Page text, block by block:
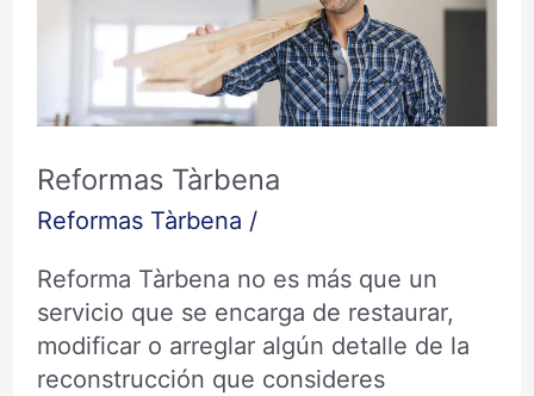
Reformas Tàrbena
Reformas Tàrbena /
Reforma Tàrbena no es más que un
servicio que se encarga de restaurar,
modificar o arreglar algún detalle de la
reconstrucción que consideres